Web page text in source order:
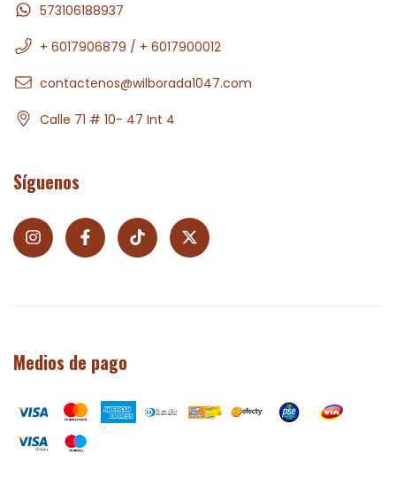
573106188937
+ 6017906879 / + 6017900012
contactenos@wilborada1047.com
Calle 71 # 10- 47 Int 4
Síguenos
Medios de pago